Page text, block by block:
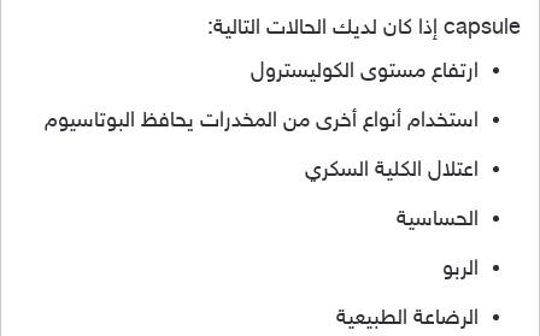
capsule إذا كان لديك الحالات التالية:
ارتفاع مستوى الكوليسترول
استخدام أنواع أخرى من المخدرات يحافظ البوتاسيوم
اعتلال الكلية السكري
الحساسية
الربو
الرضاعة الطبيعية